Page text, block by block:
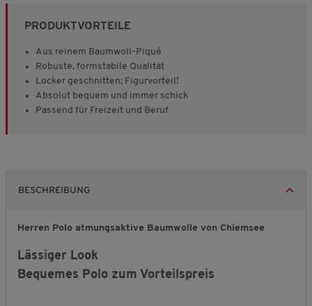
PRODUKTVORTEILE
Aus reinem Baumwoll-Piqué
Robuste, formstabile Qualität
Locker geschnitten; Figurvorteil!
Absolut bequem und immer schick
Passend für Freizeit und Beruf
BESCHREIBUNG
Herren Polo atmungsaktive Baumwolle von Chiemsee
Lässiger Look
Bequemes Polo zum Vorteilspreis